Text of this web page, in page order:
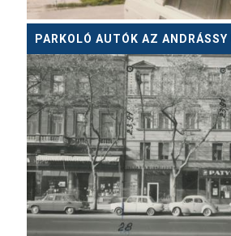
PARKOLÓ AUTÓK AZ ANDRÁSSY